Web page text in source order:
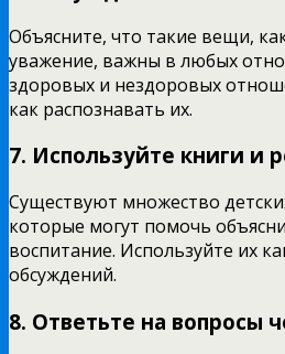
Объясните, что такие вещи,
уважение, важны в любых
здоровых и нездоровых
как распознавать их.
7. Используйте книги и
Существуют множество
которые могут помочь
воспитание. Используйте их
обсуждений.
8. Ответьте на вопросы